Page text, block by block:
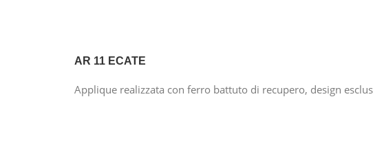
AR 11 ECATE
Applique realizzata con ferro battuto di recupero, design